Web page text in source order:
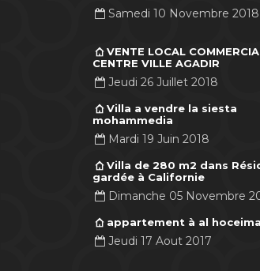
Samedi 10 Novembre 2018
VENTE LOCAL
CENTRE VILLE AGADIR
Jeudi 26 Juillet 2018
Villa a vendre la siesta
mohammedia
Mardi 19 Juin 2018
Villa de 280 m2 dans
gardée à Californie
Dimanche 05 Novembre
appartement à al hoceima
Jeudi 17 Aout 2017